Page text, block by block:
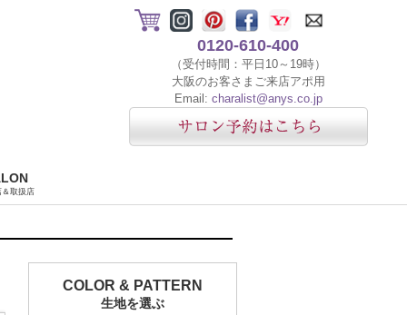
0120-610-400
（受付時間：平日10～19時）
大阪のお客さまご来店アポ用
Email: charalist@anys.co.jp
＆取扱店
COLOR & PATTERN
生地を選ぶ